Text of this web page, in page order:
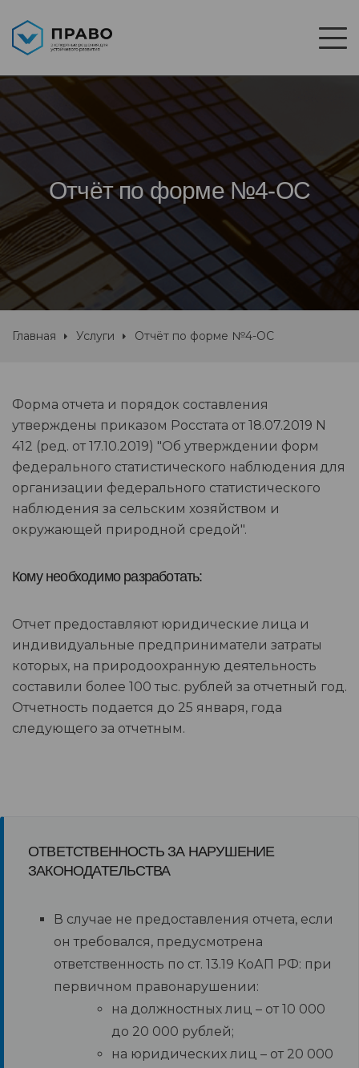
Отчёт по форме №4-ОС
Главная Услуги Отчёт по форме №4-ОС
Форма отчета и порядок составления
утверждены приказом Росстата от 18.07.2019 N
412 (ред. от 17.10.2019) "Об утверждении форм
федерального статистического наблюдения для
организации федерального статистического
наблюдения за сельским хозяйством и
окружающей природной средой".
Кому необходимо разработать:
Отчет предоставляют юридические лица и
индивидуальные предприниматели затраты
которых, на природоохранную деятельность
составили более 100 тыс. рублей за отчетный год.
Отчетность подается до 25 января, года
следующего за отчетным.
ОТВЕТСТВЕННОСТЬ ЗА НАРУШЕНИЕ
ЗАКОНОДАТЕЛЬСТВА
В случае не предоставления отчета, если
он требовался, предусмотрена
ответственность по ст. 13.19 КоАП РФ: при
первичном правонарушении:
на должностных лиц – от 10 000
до 20 000 рублей;
на юридических лиц – от 20 000